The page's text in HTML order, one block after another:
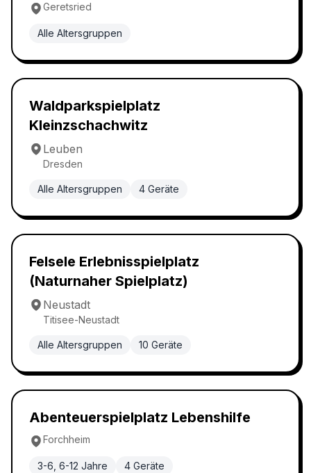
Geretsried
Alle Altersgruppen
Waldspielplatz
Waldparkspielplatz
Kleinzschachwitz
Leuben
Dresden
Alle Altersgruppen 4 Geräte
Abenteuerspielplatz
Felsele Erlebnisspielplatz
(Naturnaher Spielplatz)
Neustadt
Titisee-Neustadt
Alle Altersgruppen 10 Geräte
Abenteuerspielplatz
Abenteuerspielplatz Lebenshilfe
Forchheim
3-6, 6-12 Jahre 4 Geräte